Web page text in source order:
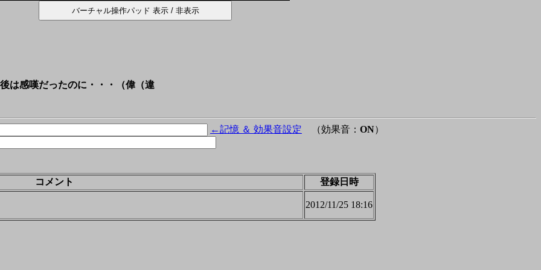
は感嘆だったのに・・・（偉（違
←記憶 ＆ 効果音設定 （効果音： ON）
コメント 登録日時
2012/11/25 18:16